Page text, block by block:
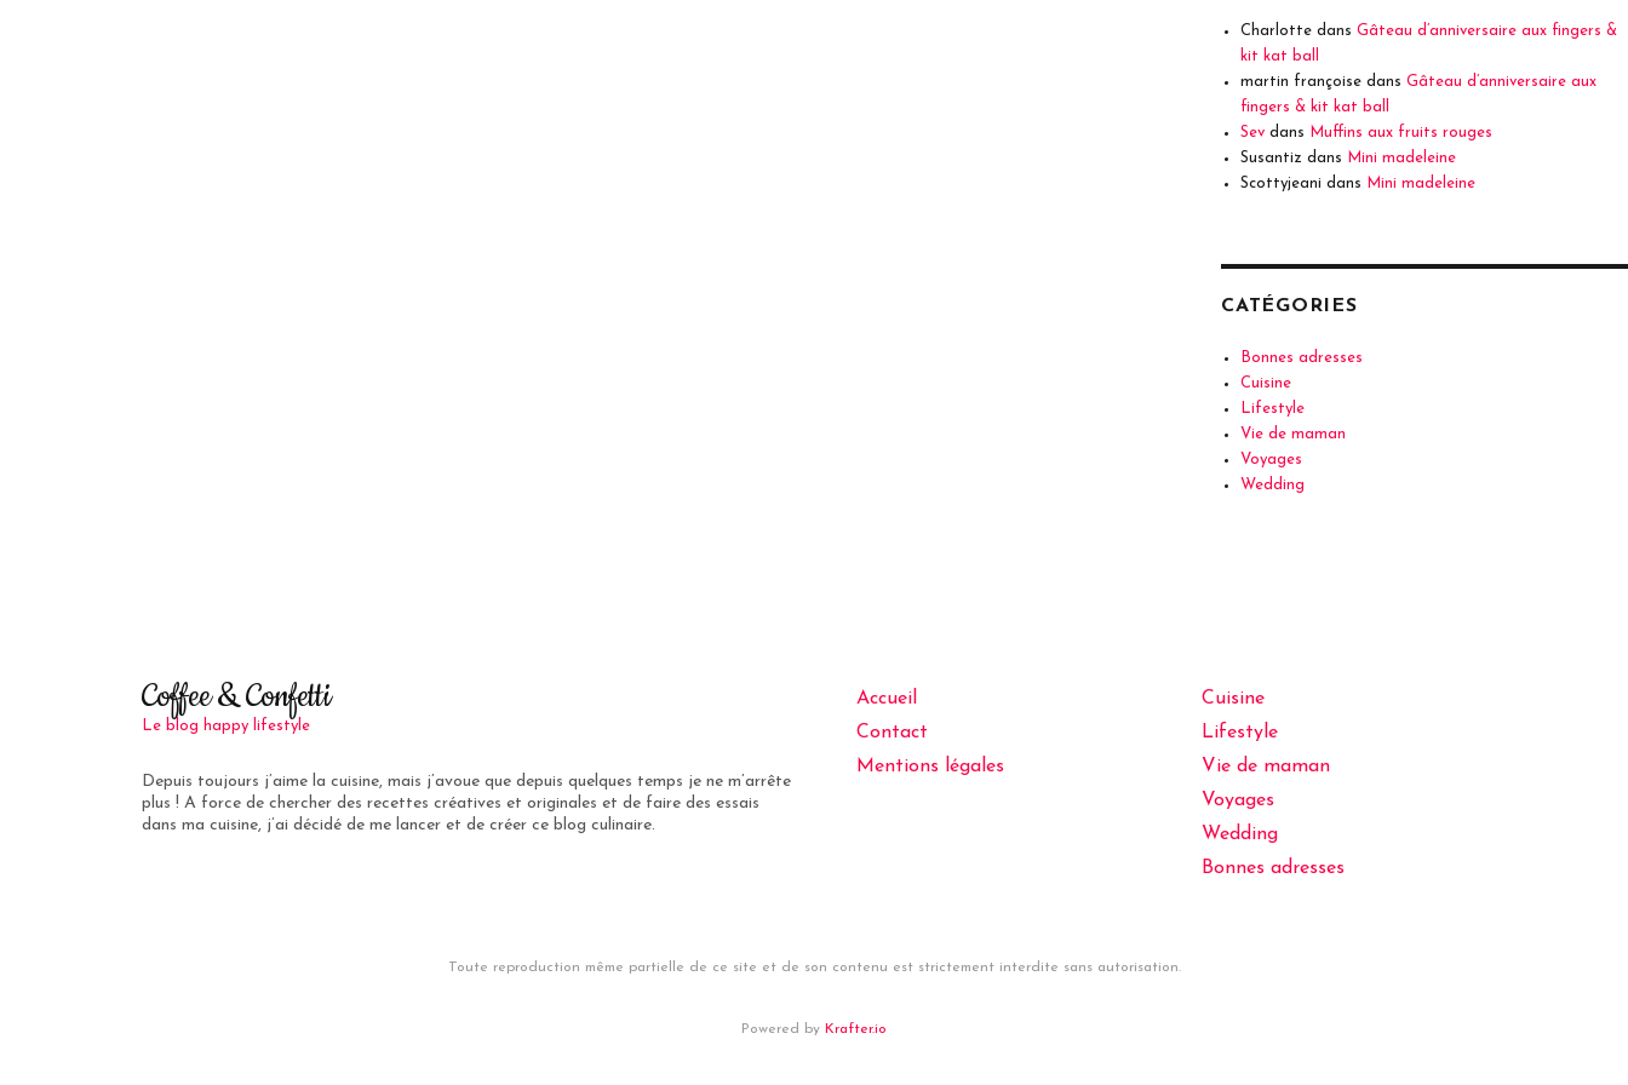
Charlotte dansGâteau d’anniversaire aux fingers &
kit kat ball
martin françoise dansGâteau d’anniversaire aux
fingers & kit kat ball
Sev dans
Muffins aux fruits rouges
Susantiz dans
Mini madeleine
Scottyjeani dans Mini madeleine
CATÉGORIES
Bonnes adresses
Cuisine
Lifestyle
Vie de maman
Voyages
Wedding
Coffee & Confetti
Le blog happy lifestyle
Depuis toujours j’aime la cuisine, mais j’avoue que depuis quelques temps je ne m’arrête
plus ! A force de chercher des recettes créatives et originales et de faire des essais
dans ma cuisine, j’ai décidé de me lancer et de créer ce blog culinaire.
Accueil
Contact
Mentions légales
Cuisine
Lifestyle
Vie de maman
Voyages
Wedding
Bonnes adresses
Toute reproduction même partielle de ce site et de son contenu est strictement interdite sans autorisation.
Powered by Krafter.io